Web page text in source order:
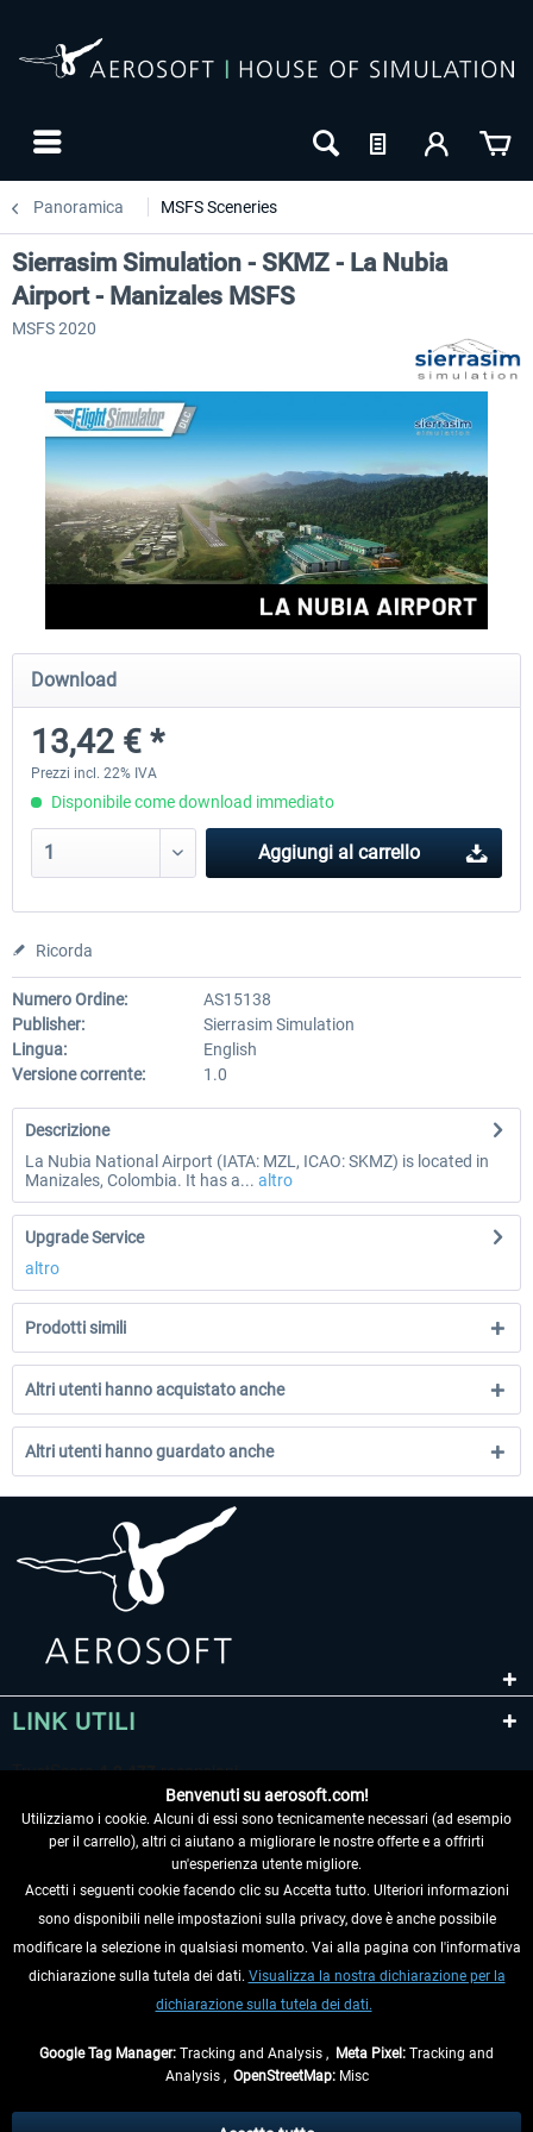
Panoramica MSFS Sceneries
Aerosoft Mega Airport Brussels Aerosoft Airport Cologne/
Sierrasim Simulation - SKMZ - La Nubia
Airport - Manizales MSFS
MSFS 2020
Download
13,42 € *
Prezzi incl. 22% IVA
Disponibile come download immediato
Aggiungi al carrello
Ricorda
Numero Ordine:
AS15138
Publisher:
Sierrasim Simulation
Lingua:
English
Versione corrente:
1.0
Descrizione
La Nubia National Airport (IATA: MZL, ICAO: SKMZ) is located in
Manizales, Colombia. It has a... altro
Upgrade Service
altro
Prodotti simili
Altri utenti hanno acquistato anche
Altri utenti hanno guardato anche
LINK UTILI
RECEDERE DAL CONTRATTO
INFORMAZIONI
Benvenuti su aerosoft.com!
Utilizziamo i cookie. Alcuni di essi sono tecnicamente necessari (ad esempio
per il carrello), altri ci aiutano a migliorare le nostre offerte e a offrirti
un'esperienza utente migliore.
Accetti i seguenti cookie facendo clic su Accetta tutto. Ulteriori informazioni
sono disponibili nelle impostazioni sulla privacy, dove è anche possibile
modificare la selezione in qualsiasi momento. Vai alla pagina con l'informativa
dichiarazione sulla tutela dei dati. Visualizza la nostra dichiarazione per la
dichiarazione sulla tutela dei dati.
Google Tag Manager: Tracking and Analysis , Meta Pixel: Tracking and
Analysis , OpenStreetMap:Misc